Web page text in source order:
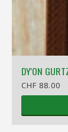
DY'ON
CHF 88.00